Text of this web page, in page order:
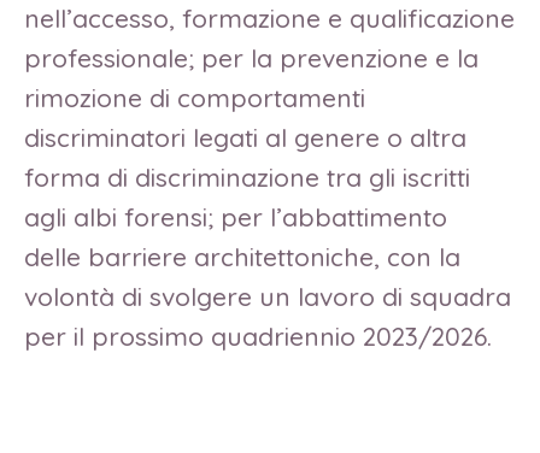
nell’accesso, formazione e qualificazione
professionale; per la prevenzione e la
rimozione di comportamenti
discriminatori legati al genere o altra
forma di discriminazione tra gli iscritti
agli albi forensi; per l’abbattimento
delle barriere architettoniche, con la
volontà di svolgere un lavoro di squadra
per il prossimo quadriennio 2023/2026.